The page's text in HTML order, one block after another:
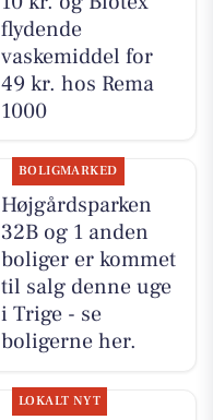
flydende
vaskemiddel for
49 kr. hos Rema
1000
BOLIGMARKED
Højgårdsparken
32B og 1 anden
boliger er kommet
til salg denne uge
i Trige - se
boligerne her.
LOKALT NYT